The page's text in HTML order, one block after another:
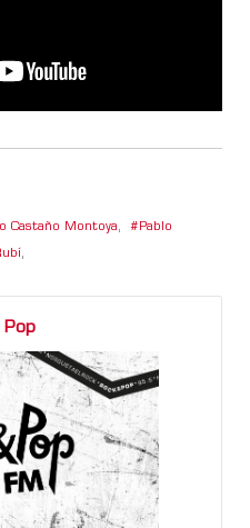
Castaño Montoya, Pablo
,
Pop